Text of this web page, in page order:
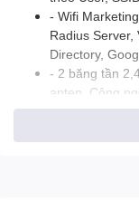
- Wifi
Radius Server,
Directory,
- 2 băng tần
anten, Công
- Hỗ trợ API
hệ thống